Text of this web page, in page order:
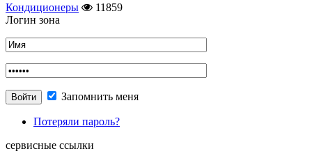
Кондиционеры
11859
Логин зона
Запомнить меня
Потеряли пароль?
сервисные ссылки